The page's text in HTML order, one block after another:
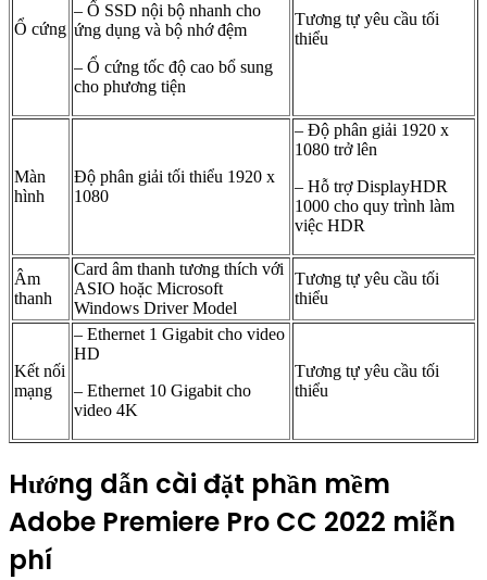
Ổ cứng
– Ổ SSD nội bộ nhanh cho
ứng dụng và bộ nhớ đệm
– Ổ cứng tốc độ cao bổ sung
cho phương tiện
Tương tự yêu cầu tối
thiểu
Màn
hình
Độ phân giải tối thiểu 1920 x
1080
– Độ phân giải 1920 x
1080 trở lên
– Hỗ trợ DisplayHDR
1000 cho quy trình làm
việc HDR
Âm
thanh
Card âm thanh tương thích với
ASIO hoặc Microsoft
Windows Driver Model
Tương tự yêu cầu tối
thiểu
Kết nối
mạng
– Ethernet 1 Gigabit cho video
HD
– Ethernet 10 Gigabit cho
video 4K
Tương tự yêu cầu tối
thiểu
Hướng dẫn cài đặt phần mềm
Adobe Premiere Pro CC 2022 miễn
phí